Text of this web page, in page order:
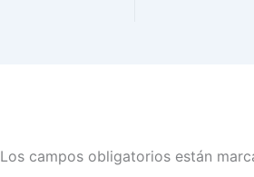
Los campos obligatorios están